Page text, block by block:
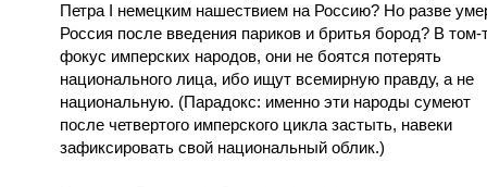
Петра I немецким нашествием на Россию? Но разве
Россия после введения париков и бритья бород? В том-
фокус имперских народов, они не боятся потерять
национального лица, ибо ищут всемирную правду, а не
национальную. (Парадокс: именно эти народы сумеют
после четвертого имперского цикла застыть, навеки
зафиксировать свой национальный облик.)